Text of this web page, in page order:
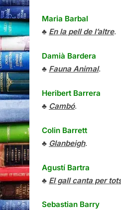
Maria Barbal
♣ En la pell de l’altre.
Damià Bardera
♣ Fauna Animal.
Heribert Barrera
♣ Cambó.
Colin Barrett
♣ Glanbeigh.
Agustí Bartra
♣ El gall canta per
Sebastian Barry